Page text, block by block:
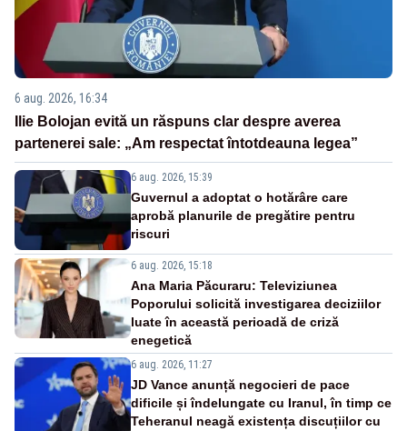
6 aug. 2026, 16:34
Ilie Bolojan evită un răspuns clar despre averea
partenerei sale: „Am respectat întotdeauna legea”
6 aug. 2026, 15:39
Guvernul a adoptat o hotărâre care
aprobă planurile de pregătire pentru
riscuri
6 aug. 2026, 15:18
Ana Maria Păcuraru: Televiziunea
Poporului solicită investigarea deciziilor
luate în această perioadă de criză
enegetică
6 aug. 2026, 11:27
JD Vance anunță negocieri de pace
dificile și îndelungate cu Iranul, în timp ce
Teheranul neagă existența discuțiilor cu